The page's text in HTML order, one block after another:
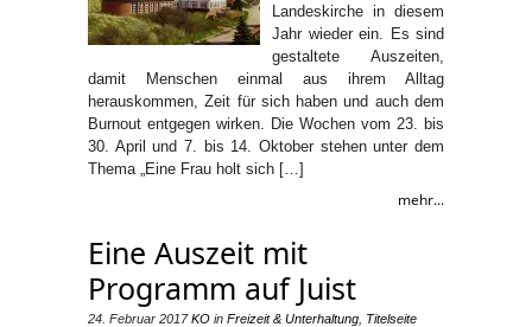
Landeskirche in diesem
Jahr wieder ein. Es sind
gestaltete Auszeiten,
damit Menschen einmal aus ihrem Alltag
herauskommen, Zeit für sich haben und auch dem
Burnout entgegen wirken. Die Wochen vom 23. bis
30. April und 7. bis 14. Oktober stehen unter dem
Thema „Eine Frau holt sich […]
mehr...
Eine Auszeit mit
Programm auf Juist
24. Februar 2017 KO in Freizeit & Unterhaltung Titelseite